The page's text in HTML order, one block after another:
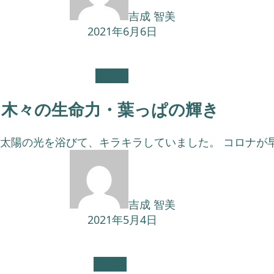
吉成 智美
2021年6月6日
木々の生命力・葉っぱの輝き
陽の光を浴びて、キラキラしていました。 コロナ
吉成 智美
2021年5月4日